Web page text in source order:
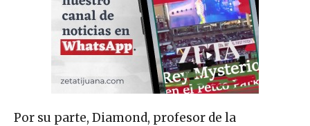
Por su parte, Diamond, profesor de la